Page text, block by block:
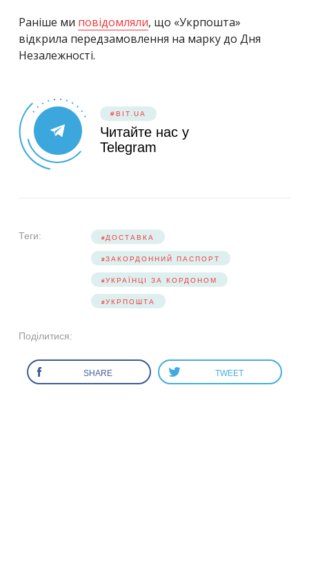
Раніше ми повідомляли, що «Укрпошта»
відкрила передзамовлення на марку до Дня
Незалежності.
#BIT.UA
Читайте нас у
Telegram
Теги: ДОСТАВКА
ЗАКОРДОННИЙ ПАСПОРТ
УКРАЇНЦІ ЗА КОРДОНОМ
УКРПОШТА
Поділитися:
SHARE TWEET